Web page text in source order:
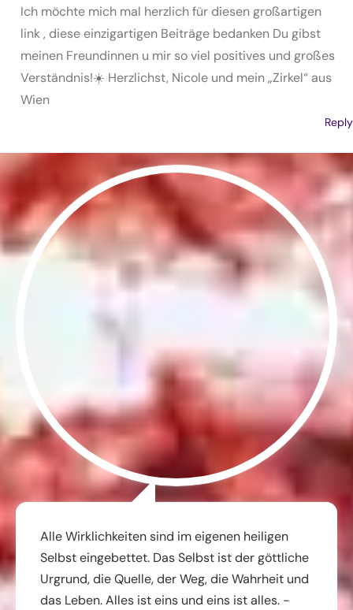
Ich möchte mich mal herzlich für diesen großartigen
link , diese einzigartigen Beiträge bedanken Du gibst
meinen Freundinnen u mir so viel positives und großes
Verständnis!☀️ Herzlichst, Nicole und mein „Zirkel“ aus
Wien
Reply
Alle Wirklichkeiten sind im eigenen heiligen
Selbst eingebettet. Das Selbst ist der göttliche
Urgrund, die Quelle, der Weg, die Wahrheit und
das Leben. Alles ist eins und eins ist alles. -